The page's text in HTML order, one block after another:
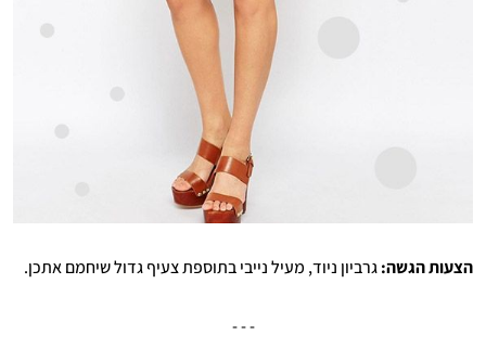
הצעות הגשה:גרביון ניוד, מעיל נייבי בתוספת צעיף גדול שיחמם אתכן.
- - -